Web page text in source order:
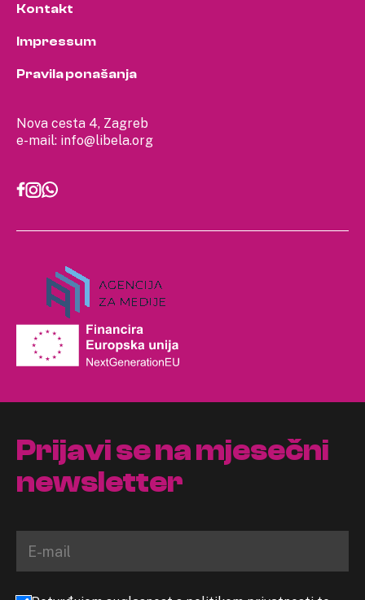
Nova cesta 4, Zagreb
e-mail: info@libela.org
Kontakt
Impressum
Pravila ponašanja
Prijavi se na mjesečni
newsletter